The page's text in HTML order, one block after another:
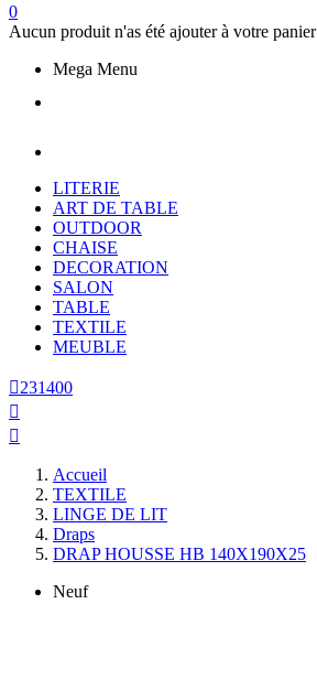
0
Aucun produit n'as été ajouter à votre panier
Mega Menu
LITERIE
ART DE TABLE
OUTDOOR
CHAISE
DECORATION
SALON
TABLE
TEXTILE
MEUBLE
231400


Accueil
TEXTILE
LINGE DE LIT
Draps
DRAP HOUSSE HB 140X190X25
Neuf